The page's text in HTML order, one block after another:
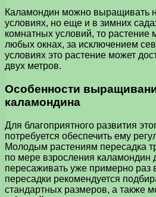
Каламондин можно выращивать
условиях, но еще и в зимних
комнатных условий, то
любых окнах, за исключением
условиях это растение может
двух метров.
Особенности
каламондина
Для благоприятного развития
потребуется обеспечить ему
Молодым растениям пересадка
по мере взросления каламондин
пересаживать уже примерно раз
пересадки рекомендуется
стандартных размеров, а также